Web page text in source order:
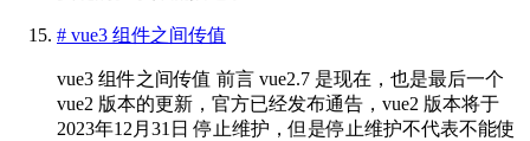
# vue3 组件之间传值
vue3 组件之间传值 前言 vue2.7 是现在，也是最后一个
vue2 版本的更新，官方已经发布通告，vue2 版本将于
2023年12月31日 停止维护，但是停止维护不代表不能使